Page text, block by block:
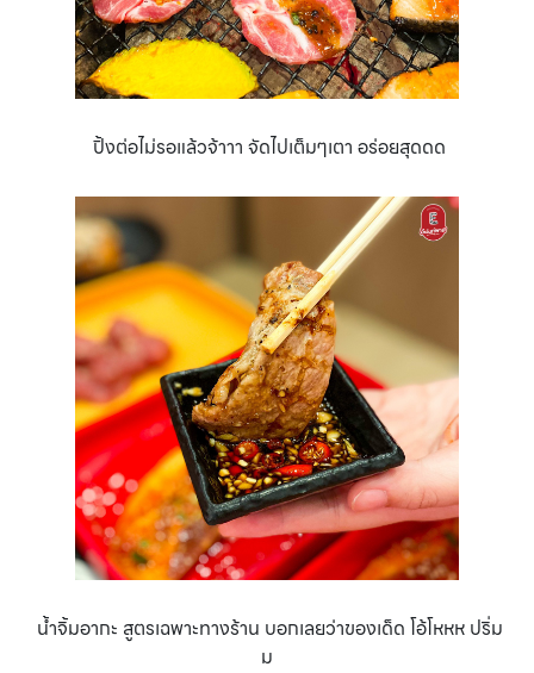
ปิ้งต่อไม่รอแล้วจ้าาา จัดไปเต็มๆเตา อร่อยสุดดด
น้ำจิ้มอากะ สูตรเฉพาะทางร้าน บอกเลยว่าของเด็ด โอ้โหหห ปริ่ม
ม